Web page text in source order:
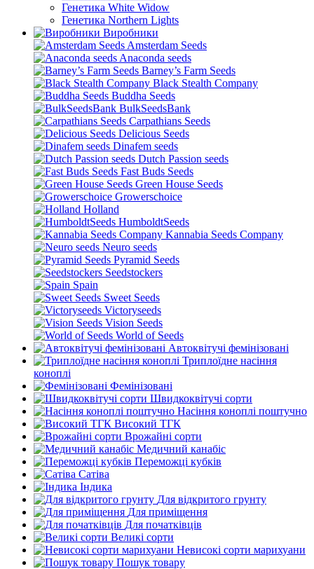
Генетика White Widow
Генетика Northern Lights
Виробники
Amsterdam Seeds
Anaconda seeds
Barney’s Farm Seeds
Black Stealth Company
Buddha Seeds
BulkSeedsBank
Carpathians Seeds
Delicious Seeds
Dinafem seeds
Dutch Passion seeds
Fast Buds Seeds
Green House Seeds
Growerschoice
Holland
HumboldtSeeds
Kannabia Seeds Company
Neuro seeds
Pyramid Seeds
Seedstockers
Spain
Sweet Seeds
Victoryseeds
Vision Seeds
World of Seeds
Автоквітучі фемінізовані
Триплоїдне насіння
коноплі
Фемінізовані
Швидкоквітучі сорти
Насіння коноплі поштучно
Високий ТГК
Врожайні сорти
Медичний канабіс
Переможці кубків
Сатіва
Індика
Для відкритого грунту
Для приміщення
Для початківців
Великі сорти
Невисокі сорти марихуани
Пошук товару